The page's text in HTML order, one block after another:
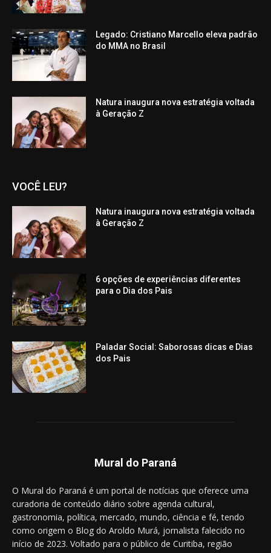
Legado: Cristiano Marcello eleva padrão
do MMA no Brasil
Natura inaugura nova estratégia voltada
à Geração Z
VOCÊ LEU?
Natura inaugura nova estratégia voltada
à Geração Z
6 opções de experiências diferentes
para o Dia dos Pais
Paladar Social: Saborosas dicas e Dias
dos Pais
Mural do Paraná
O Mural do Paraná é um portal de notícias que oferece uma
curadoria de conteúdo diário sobre agenda cultural,
gastronomia, política, mercado, mundo, ciência e fé, tendo
como origem o Blog do Aroldo Murá, jornalista falecido no
início de 2023. Voltado para o público de Curitiba, região